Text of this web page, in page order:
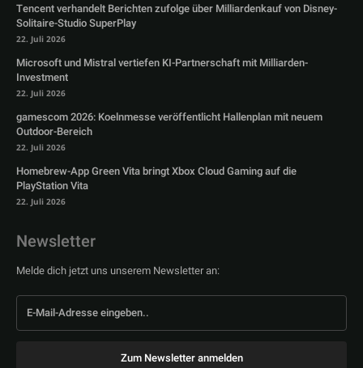
Tencent verhandelt Berichten zufolge über Milliardenkauf von Disney-
Solitaire-Studio SuperPlay
22. Juli 2026
Microsoft und Mistral vertiefen KI-Partnerschaft mit Milliarden-
Investment
22. Juli 2026
gamescom 2026: Koelnmesse veröffentlicht Hallenplan mit neuem
Outdoor-Bereich
22. Juli 2026
Homebrew-App Green Vita bringt Xbox Cloud Gaming auf die
PlayStation Vita
22. Juli 2026
Newsletter
Melde dich jetzt uns unserem Newsletter an:
Zum Newsletter anmelden